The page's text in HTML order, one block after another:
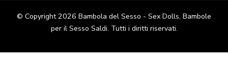
© Copyright 2026 Bambola del Sesso - Sex Dolls​, Bambole
per il Sesso Saldi. Tutti i diritti riservati.